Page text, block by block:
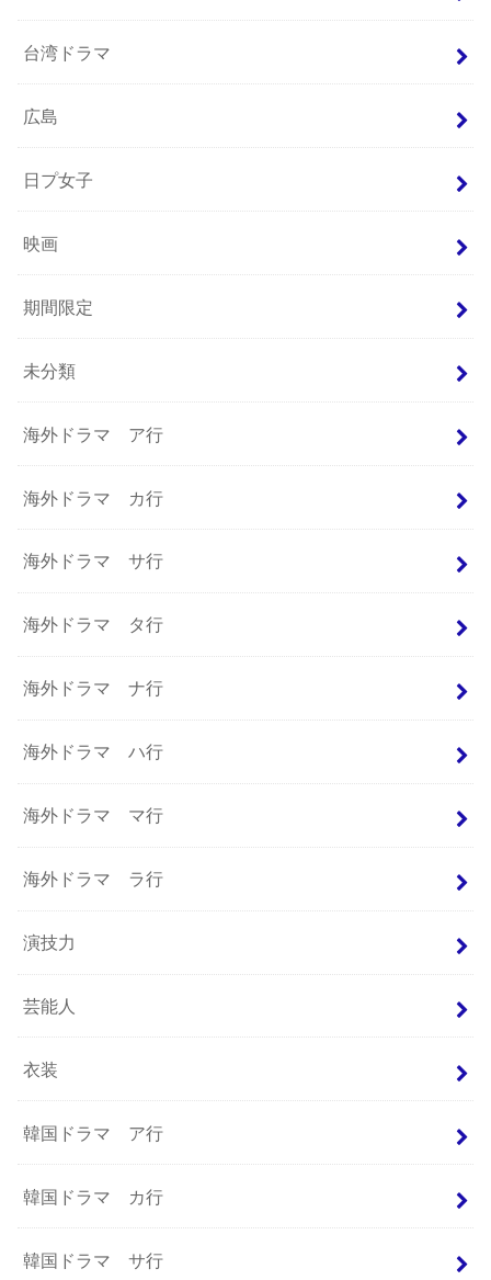
台湾ドラマ
広島
日プ女子
映画
期間限定
未分類
海外ドラマ ア行
海外ドラマ カ行
海外ドラマ サ行
海外ドラマ タ行
海外ドラマ ナ行
海外ドラマ ハ行
海外ドラマ マ行
海外ドラマ ラ行
演技力
芸能人
衣装
韓国ドラマ ア行
韓国ドラマ カ行
韓国ドラマ サ行